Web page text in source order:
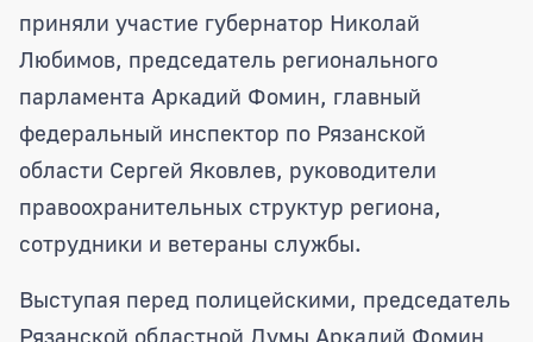
приняли участие губернатор Николай
Любимов, председатель регионального
парламента Аркадий Фомин, главный
федеральный инспектор по Рязанской
области Сергей Яковлев, руководители
правоохранительных структур региона,
сотрудники и ветераны службы.
Выступая перед полицейскими, председатель
Рязанской областной Думы Аркадий Фомин